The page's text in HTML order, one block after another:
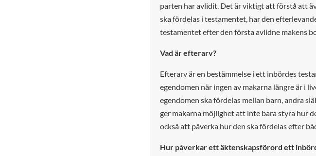
parten har avlidit. Det är viktigt att förstå att
ska fördelas i testamentet, har den
testamentet efter den första avlidne makens
Vad är efterarv?
Efterarv är en bestämmelse i ett inbördes
egendomen när ingen av makarna längre är i
egendomen ska fördelas mellan barn, andra
ger makarna möjlighet att inte bara styra hur
också att påverka hur den ska fördelas efter
Hur påverkar ett äktenskapsförord ett